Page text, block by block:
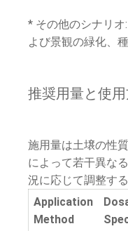
* その他のシナリ
よび景観の緑化、
推奨用量と使
施用量は土壌の性
によって若干異な
況に応じて調整す
Application
Method